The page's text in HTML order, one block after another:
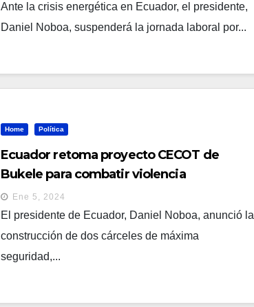
Ante la crisis energética en Ecuador, el presidente,
Daniel Noboa, suspenderá la jornada laboral por...
Home Política
Ecuador retoma proyecto CECOT de
Bukele para combatir violencia
Ene 5, 2024
El presidente de Ecuador, Daniel Noboa, anunció la
construcción de dos cárceles de máxima
seguridad,...